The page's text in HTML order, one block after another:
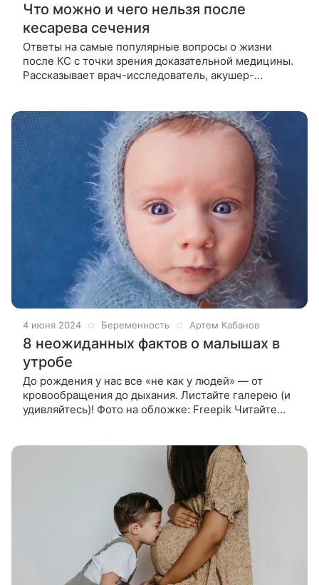
Что можно и чего нельзя после
кесарева сечения
Ответы на самые популярные вопросы о жизни
после КС с точки зрения доказательной медицины.
Рассказывает врач-исследователь, акушер-
4 июня 2024 Беременность Артем Кабанов
8 неожиданных фактов о малышах в
утробе
До рождения у нас все «не как у людей» — от
кровообращения до дыхания. Листайте галерею (и
удивляйтесь)! Фото на обложке: Freepik Читайте